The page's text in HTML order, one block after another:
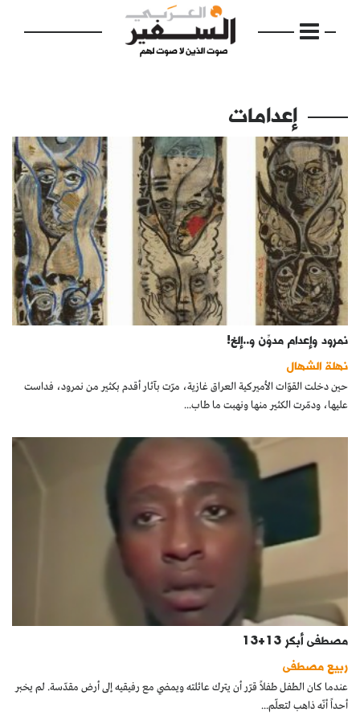
الرئيسية
مواضيع
إفتتاحية
فكرة
دفاتر
بالصورة
كتّابنا
الأرشيف
إعدامات
نمرود وإعدام مدوِّن و..إلخ!
نهلة الشهال
حين دخلت القوّات الأميركية العراق غازية، مرّت بآثار أقدم بكثير من نمرود، فداست
عليها، ودمّرت الكثير منها ونهبت ما طاب...
مصطفى أبكر 13+13
ربيع مصطفى
عندما كان الطفل طفلاً قرّر أن يترك عائلته ويمضي مع رفيقيه إلى أرض مقدّسة. لم يخبر
أحداً أنّه ذاهب لتعلّم...